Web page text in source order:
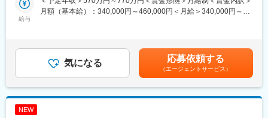
フレックスタイム制度、独身寮・社宅あり。繁忙期以外は月20時
海外子会社にて業務を経験した後、国内外での経理マネージャー
として幅広いキャリアを描けます。
日本で最も歴史があるプラスチックメーカーです。
■組織のミッション：
・ROICの全社浸透および定着
■本ポジションの魅力：
・管理会計や業績管理に関する専門性を深められる環境
給与
月額（基本給）：340,000円～460,000円＜月給＞340,000円～
します。賃金はあくまでも目安の金額であり、選考を通じて上下
する可能性があります。月給(月額)は固定手当を含めた表記です。
気になる 応募依頼する
（エージェントサービス）
NEW